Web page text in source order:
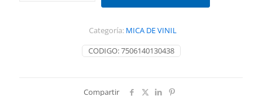
CODIGO:7506140130438
Categoría: MICA DE VINIL
Compartir